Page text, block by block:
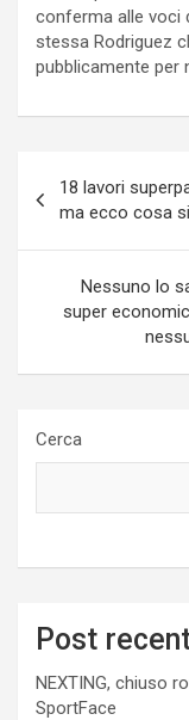
conferma alle voci
stessa Rodriguez
pubblicamente per
articoli
18 lavori
ma ecco cosa
Nessuno lo
super
Cerca
Post
NEXTING, chiuso
SportFace